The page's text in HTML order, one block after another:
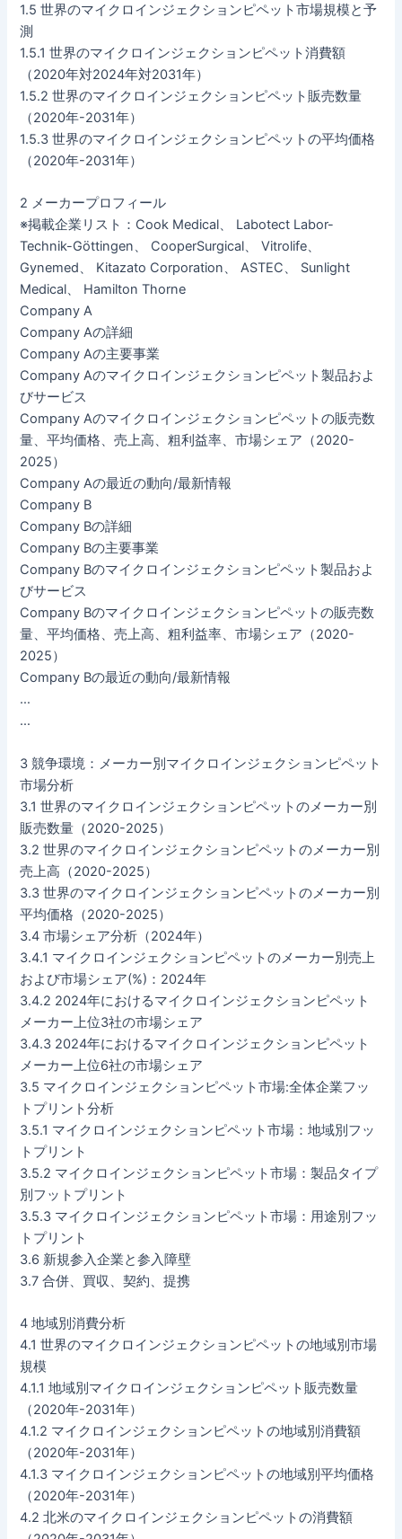
1.5 世界のマイクロインジェクションピペット市場規模と予
測
1.5.1 世界のマイクロインジェクションピペット消費額
（2020年対2024年対2031年）
1.5.2 世界のマイクロインジェクションピペット販売数量
（2020年-2031年）
1.5.3 世界のマイクロインジェクションピペットの平均価格
（2020年-2031年）
2 メーカープロフィール
※掲載企業リスト：Cook Medical、 Labotect Labor-
Technik-Göttingen、 CooperSurgical、 Vitrolife、
Gynemed、 Kitazato Corporation、 ASTEC、 Sunlight
Medical、 Hamilton Thorne
Company A
Company Aの詳細
Company Aの主要事業
Company Aのマイクロインジェクションピペット製品およ
びサービス
Company Aのマイクロインジェクションピペットの販売数
量、平均価格、売上高、粗利益率、市場シェア（2020-
2025）
Company Aの最近の動向/最新情報
Company B
Company Bの詳細
Company Bの主要事業
Company Bのマイクロインジェクションピペット製品およ
びサービス
Company Bのマイクロインジェクションピペットの販売数
量、平均価格、売上高、粗利益率、市場シェア（2020-
2025）
Company Bの最近の動向/最新情報
…
…
3 競争環境：メーカー別マイクロインジェクションピペット
市場分析
3.1 世界のマイクロインジェクションピペットのメーカー別
販売数量（2020-2025）
3.2 世界のマイクロインジェクションピペットのメーカー別
売上高（2020-2025）
3.3 世界のマイクロインジェクションピペットのメーカー別
平均価格（2020-2025）
3.4 市場シェア分析（2024年）
3.4.1 マイクロインジェクションピペットのメーカー別売上
および市場シェア(%)：2024年
3.4.2 2024年におけるマイクロインジェクションピペット
メーカー上位3社の市場シェア
3.4.3 2024年におけるマイクロインジェクションピペット
メーカー上位6社の市場シェア
3.5 マイクロインジェクションピペット市場:全体企業フッ
トプリント分析
3.5.1 マイクロインジェクションピペット市場：地域別フッ
トプリント
3.5.2 マイクロインジェクションピペット市場：製品タイプ
別フットプリント
3.5.3 マイクロインジェクションピペット市場：用途別フッ
トプリント
3.6 新規参入企業と参入障壁
3.7 合併、買収、契約、提携
4 地域別消費分析
4.1 世界のマイクロインジェクションピペットの地域別市場
規模
4.1.1 地域別マイクロインジェクションピペット販売数量
（2020年-2031年）
4.1.2 マイクロインジェクションピペットの地域別消費額
（2020年-2031年）
4.1.3 マイクロインジェクションピペットの地域別平均価格
（2020年-2031年）
4.2 北米のマイクロインジェクションピペットの消費額